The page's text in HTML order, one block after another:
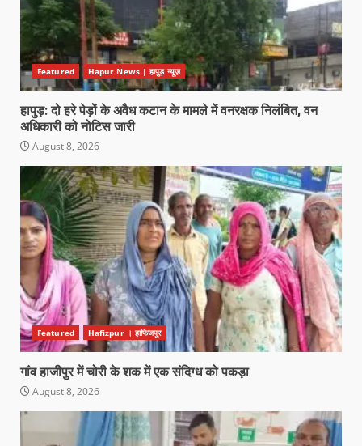
Featured Hapur News | हापुड़ न्यूज़
हापुड़: दो हरे पेड़ों के अवैध कटान के मामले में वनरक्षक निलंबित, वन
अधिकारी को नोटिस जारी
August 8, 2026
Featured Hafizpur । हाफिजपुर
गांव हाजीपुर में चोरी के शक में एक संदिग्ध को पकड़ा
August 8, 2026